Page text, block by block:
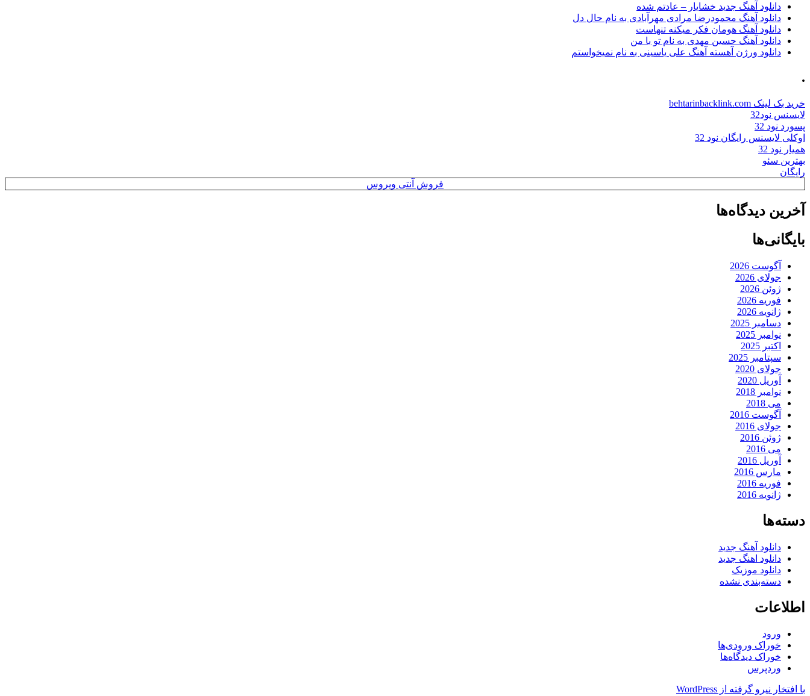
دانلود آهنگ جدید خشایار – عادتم شده
دانلود آهنگ محمودرضا مرادی مهرآبادی به نام حال دل
دانلود آهنگ هومان فکر میکنه تنهاست
دانلود آهنگ حسین مهدی به نام تو با من
دانلود ورژن آهسته آهنگ علی یاسینی به نام نمیخواستم
.
خرید بک لینک behtarinbacklink.com
لایسنس نود32
پسورد نود 32
اوکلی لایسنس رایگان نود 32
همیار نود 32
بهترین سئو
رایگان
فروش آنتی ویروس
آخرین دیدگاه‌ها
بایگانی‌ها
آگوست 2026
جولای 2026
ژوئن 2026
فوریه 2026
ژانویه 2026
دسامبر 2025
نوامبر 2025
اکتبر 2025
سپتامبر 2025
جولای 2020
آوریل 2020
نوامبر 2018
می 2018
آگوست 2016
جولای 2016
ژوئن 2016
می 2016
آوریل 2016
مارس 2016
فوریه 2016
ژانویه 2016
دسته‌ها
دانلود آهنگ جدید
دانلود اهنگ جدید
دانلود موزیک
دسته‌بندی نشده
اطلاعات
ورود
خوراک ورودی‌ها
خوراک دیدگاه‌ها
وردپرس
با افتخار نیرو گرفته از WordPress